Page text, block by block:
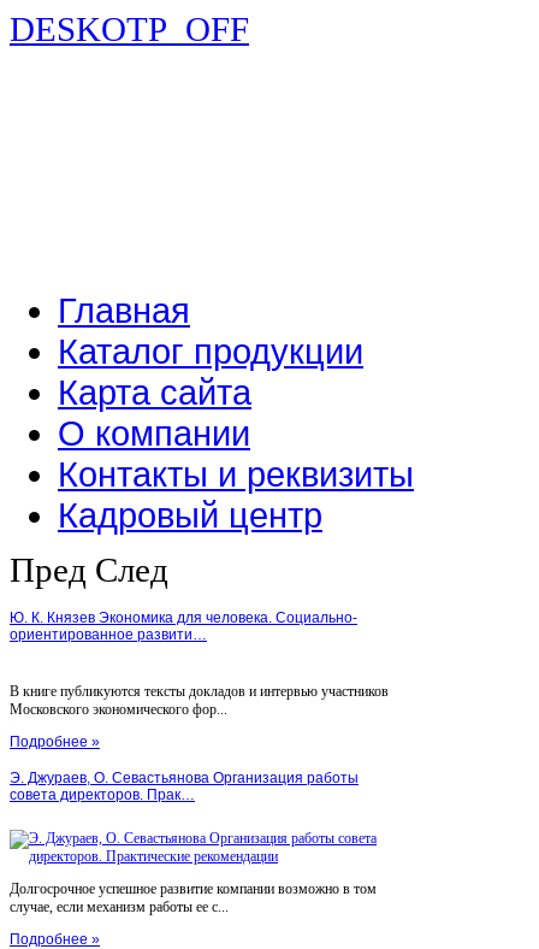
DESKOTP_OFF
Главная
Каталог продукции
Карта сайта
О компании
Контакты и реквизиты
Кадровый центр
Пред След
Ю. К. Князев Экономика для человека. Социально-
ориентированное развити…
В книге публикуются тексты докладов и интервью участников
Московского экономического фор...
Подробнее »
Э. Джураев, О. Севастьянова Организация работы
совета директоров. Прак…
Долгосрочное успешное развитие компании возможно в том
случае, если механизм работы ее с...
Подробнее »